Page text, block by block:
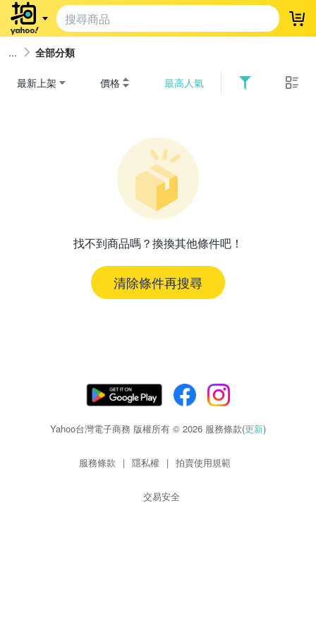
登
全部分類
最新上架 價格 最高人氣
找不到商品嗎？換換其他條件吧！
清除條件再搜尋
Yahoo台灣電子商務 版權所有 © 2026 服務條款(更新)
服務條款 | 隱私權 | 拍賣使用規範
交易安全